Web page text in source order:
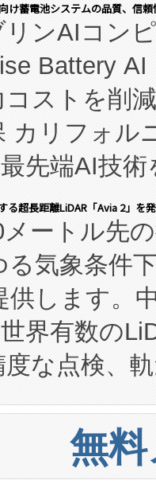
プ
医薬品製造
ッチ施設の
チェーン
高く、持
した現地生
負担を大
に拡大する
設設計・
および知的
カリキュ
段階におけ
ち上げ調整
け蓄電池システムの品質、信
ンAIコン
Battery
ストを削
カリフォル
先端AI技術
ド：本社
と、エンタ
、日本にあ
システム（
AI搭載プラ
用に至る
保する事
タセンター
負担をかけ
超長距離LiDAR「Avia 2」を
ートル先
る気象条件
します。
界有数の
な点検、
バルク材
2」を発
メート
無